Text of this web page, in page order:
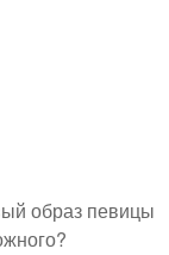
образ певицы